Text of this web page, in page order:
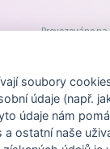
Provozováno
soubory
údaje (např.
údaje nám
ostatní naše